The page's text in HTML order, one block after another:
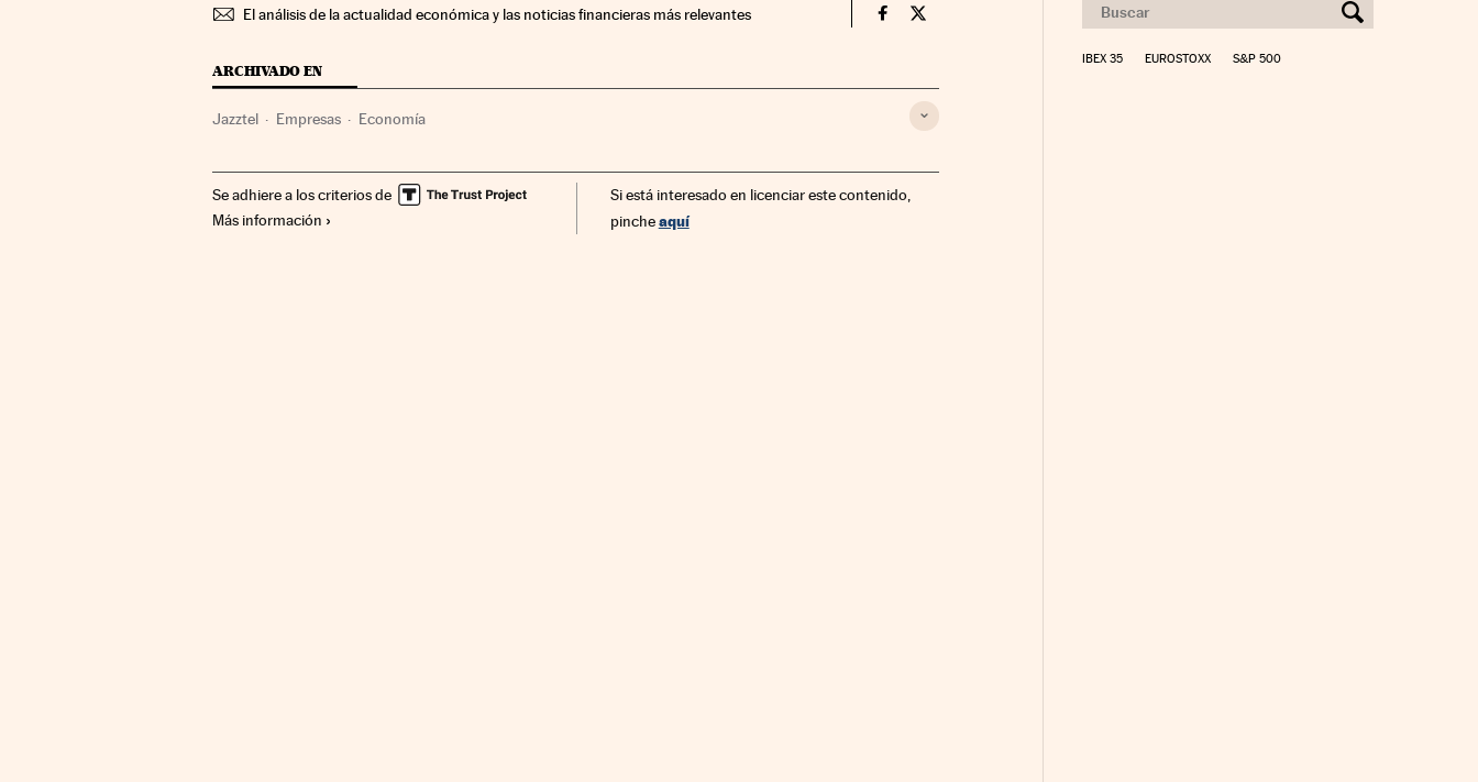
El análisis de la actualidad económica y las noticias financieras más relevantes Companias Cinco Días en Facebook
Companias Cinco Días en Twitter
ARCHIVADO EN
Jazztel Empresas Economía
Se adhiere a los criterios de
Más información
Si está interesado en licenciar este contenido,
pincheaquí
IBEX 35 EUROSTOXX S&P 500